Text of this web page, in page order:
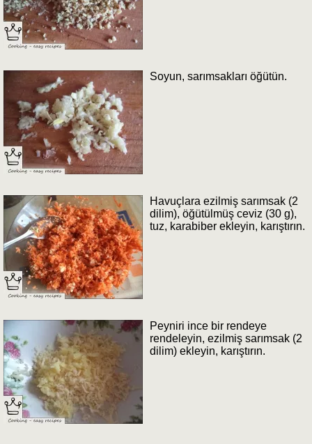
Soyun, sarımsakları öğütün.
Havuçlara ezilmiş sarımsak (2
dilim), öğütülmüş ceviz (30 g),
tuz, karabiber ekleyin, karıştırın.
Peyniri ince bir rendeye
rendeleyin, ezilmiş sarımsak (2
dilim) ekleyin, karıştırın.